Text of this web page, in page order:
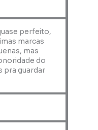
perfeito,
marcas
mas
do
pra guardar